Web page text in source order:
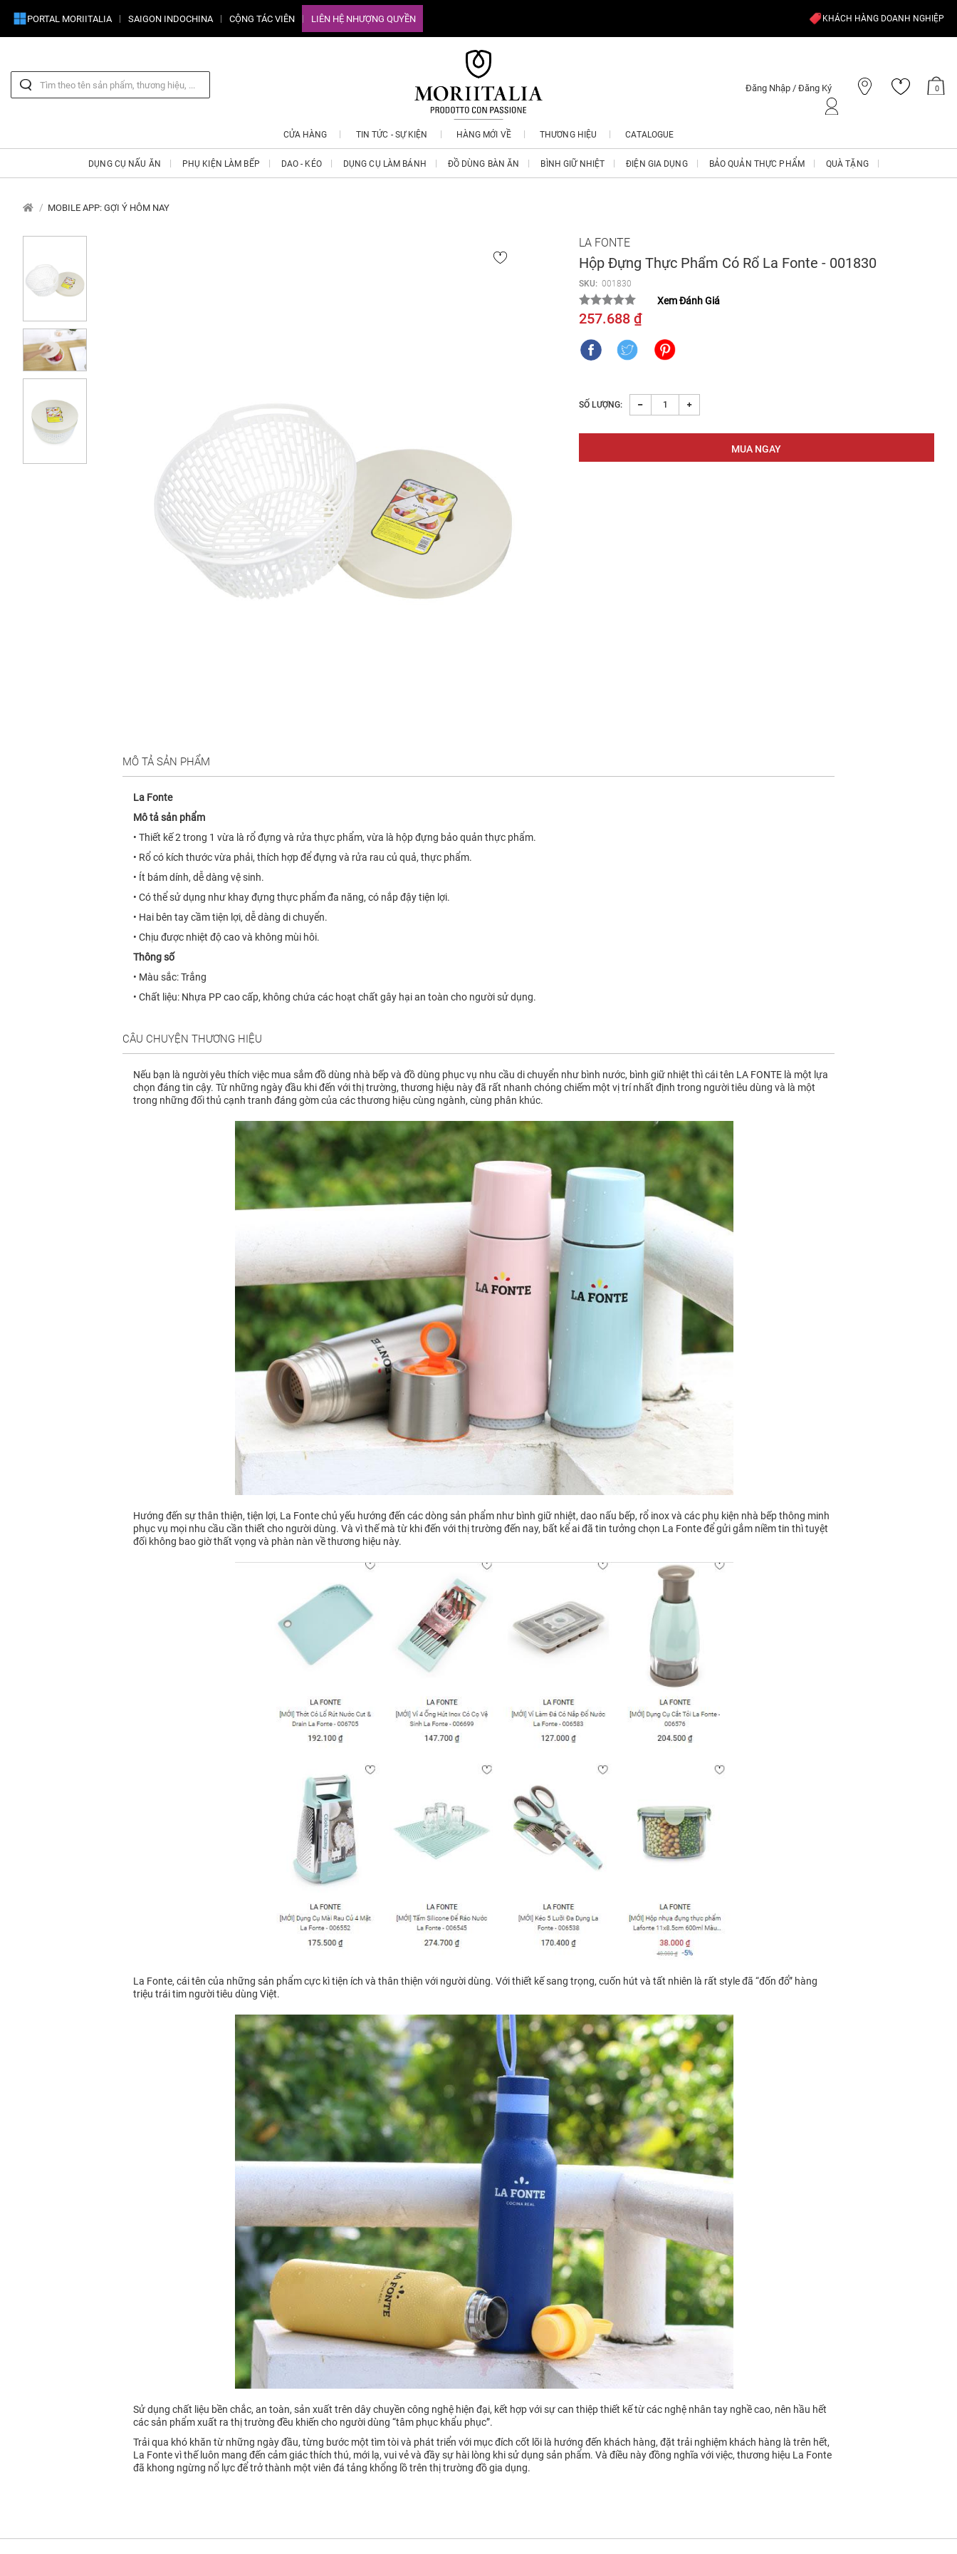
PORTAL MORIITALIA SAIGON INDOCHINA CỘNG TÁC VIÊN LIÊN HỆ NHƯỢNG QUYỀN KHÁCH HÀNG DOANH NGHIỆP
Đăng Nhập / Đăng Ký 0
CỬA HÀNG TIN TỨC - SỰ KIỆN HÀNG MỚI VỀ THƯƠNG HIỆU CATALOGUE
DỤNG CỤ NẤU ĂN PHỤ KIỆN LÀM BẾP DAO - KÉO DỤNG CỤ LÀM BÁNH ĐỒ DÙNG BÀN ĂN BÌNH GIỮ NHIỆT ĐIỆN GIA DỤNG BẢO QUẢN THỰC PHẨM QUÀ TẶNG
MOBILE APP: GỢI Ý HÔM NAY
LA FONTE
Hộp Đựng Thực Phẩm Có Rổ La Fonte - 001830
SKU: 001830
Xem Đánh Giá
257.688 ₫
SỐ LƯỢNG:
MÔ TẢ SẢN PHẨM
La Fonte
Mô tả sản phẩm
• Thiết kế 2 trong 1 vừa là rổ đựng và rửa thực phẩm, vừa là hộp đựng bảo quản thực phẩm.
• Rổ có kích thước vừa phải, thích hợp để đựng và rửa rau củ quả, thực phẩm.
• Ít bám dính, dễ dàng vệ sinh.
• Có thể sử dụng như khay đựng thực phẩm đa năng, có nắp đậy tiện lợi.
• Hai bên tay cầm tiện lợi, dễ dàng di chuyển.
• Chịu được nhiệt độ cao và không mùi hôi.
Thông số
• Màu sắc: Trắng
• Chất liệu: Nhựa PP cao cấp, không chứa các hoạt chất gây hại an toàn cho người sử dụng.
CÂU CHUYỆN THƯƠNG HIỆU
Nếu bạn là người yêu thích việc mua sắm đồ dùng nhà bếp và đồ dùng phục vụ nhu cầu di chuyển như bình nước, bình giữ nhiệt thì cái tên LA FONTE là một lựa
chọn đáng tin cậy. Từ những ngày đầu khi đến với thị trường, thương hiệu này đã rất nhanh chóng chiếm một vị trí nhất định trong người tiêu dùng và là một
trong những đối thủ cạnh tranh đáng gờm của các thương hiệu cùng ngành, cùng phân khúc.
Hướng đến sự thân thiện, tiện lợi, La Fonte chủ yếu hướng đến các dòng sản phẩm như bình giữ nhiệt, dao nấu bếp, rổ inox và các phụ kiện nhà bếp thông minh
phục vụ mọi nhu cầu cần thiết cho người dùng. Và vì thế mà từ khi đến với thị trường đến nay, bất kể ai đã tin tưởng chọn La Fonte để gửi gắm niềm tin thì tuyệt
đối không bao giờ thất vọng và phàn nàn về thương hiệu này.
La Fonte, cái tên của những sản phẩm cực kì tiện ích và thân thiện với người dùng. Với thiết kế sang trọng, cuốn hút và tất nhiên là rất style đã “đốn đổ” hàng
triệu trái tim người tiêu dùng Việt.
Sử dụng chất liệu bền chắc, an toàn, sản xuất trên dây chuyền công nghệ hiện đại, kết hợp với sự can thiệp thiết kế từ các nghệ nhân tay nghề cao, nên hầu hết
các sản phẩm xuất ra thị trường đều khiến cho người dùng “tâm phục khẩu phục”.
Trải qua khó khăn từ những ngày đầu, từng bước một tìm tòi và phát triển với mục đích cốt lõi là hướng đến khách hàng, đặt trải nghiệm khách hàng là trên hết,
La Fonte vì thế luôn mang đến cảm giác thích thú, mới lạ, vui vẻ và đầy sự hài lòng khi sử dụng sản phẩm. Và điều này đồng nghĩa với việc, thương hiệu La Fonte
đã khong ngừng nổ lực để trở thành một viên đá tảng khổng lồ trên thị trường đồ gia dụng.